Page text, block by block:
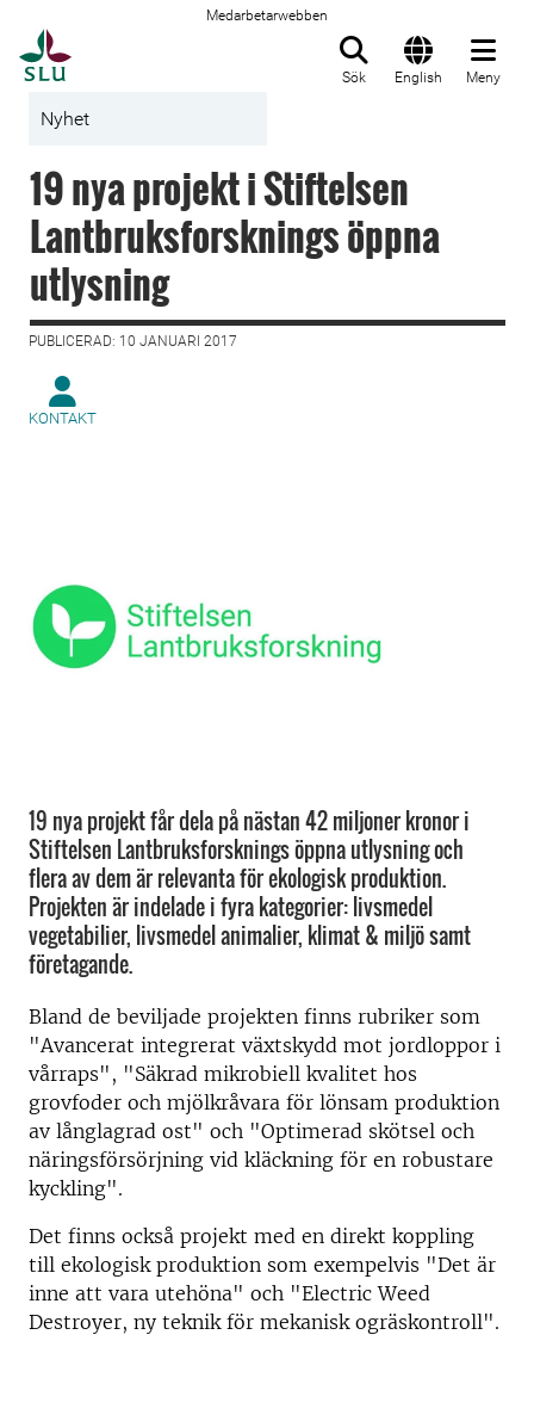
Medarbetarwebben
Sök English Meny
Nyhet
19 nya projekt i Stiftelsen
Lantbruksforsknings öppna
utlysning
PUBLICERAD: 10 JANUARI 2017
KONTAKT
19 nya projekt får dela på nästan 42 miljoner kronor i
Stiftelsen Lantbruksforsknings öppna utlysning och
flera av dem är relevanta för ekologisk produktion.
Projekten är indelade i fyra kategorier: livsmedel
vegetabilier, livsmedel animalier, klimat & miljö samt
företagande.
Bland de beviljade projekten finns rubriker som
"Avancerat integrerat växtskydd mot jordloppor i
vårraps", "Säkrad mikrobiell kvalitet hos
grovfoder och mjölkråvara för lönsam produktion
av långlagrad ost" och "Optimerad skötsel och
näringsförsörjning vid kläckning för en robustare
kyckling".
Det finns också projekt med en direkt koppling
till ekologisk produktion som exempelvis "Det är
inne att vara utehöna" och "Electric Weed
Destroyer, ny teknik för mekanisk ogräskontroll".